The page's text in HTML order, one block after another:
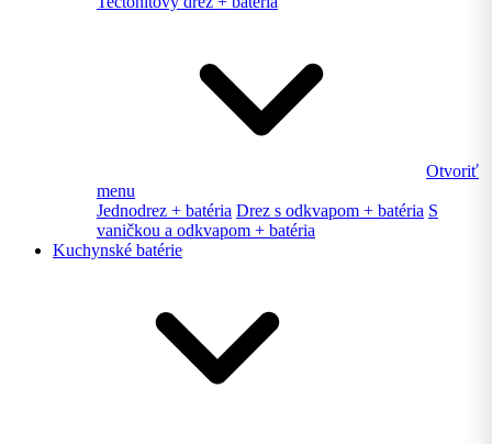
Otvoriť
menu
Jednodrez + batéria Drez s odkvapom + batéria S
vaničkou a odkvapom + batéria
Kuchynské batérie